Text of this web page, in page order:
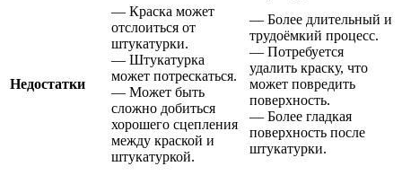
Недостатки
— Краска может
отслоиться от
штукатурки.
— Штукатурка
может потрескаться.
— Может быть
сложно добиться
хорошего сцепления
между краской и
штукатуркой.
— Более длительный и
трудоёмкий процесс.
— Потребуется
удалить краску, что
может повредить
поверхность.
— Более гладкая
поверхность после
штукатурки.